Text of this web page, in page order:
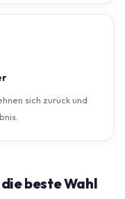
sich zurück und
beste Wahl